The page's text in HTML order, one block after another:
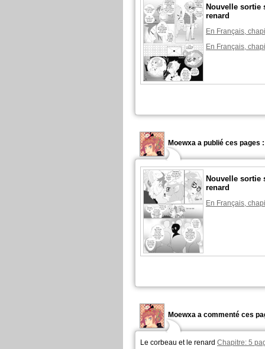
Nouvelle sortie
renard
En Français,
En Français,
Moewxa a publié ces pages :
Nouvelle sortie
renard
En Français,
Moewxa a commenté ces
Le corbeau et le renard Chapitre: 5